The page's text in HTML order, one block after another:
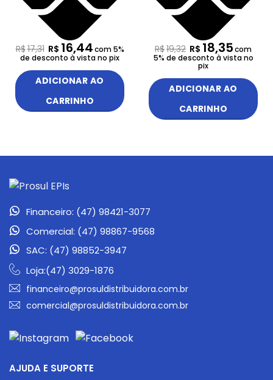
R$17,31 R$ 16,44com 5%
de desconto à vista no pix
ADICIONAR AO
CARRINHO
R$19,32 R$ 18,35com
5% de desconto à vista no
pix
ADICIONAR AO
CARRINHO
Financeiro: (47) 98421-3077
Comercial: (47) 98867-9568
SAC: (47) 98852-3947
Loja:(47) 3029-1876
financeiro@prosuldistribuidora.com.br
comercial@prosuldistribuidora.com.br
AJUDA E SUPORTE